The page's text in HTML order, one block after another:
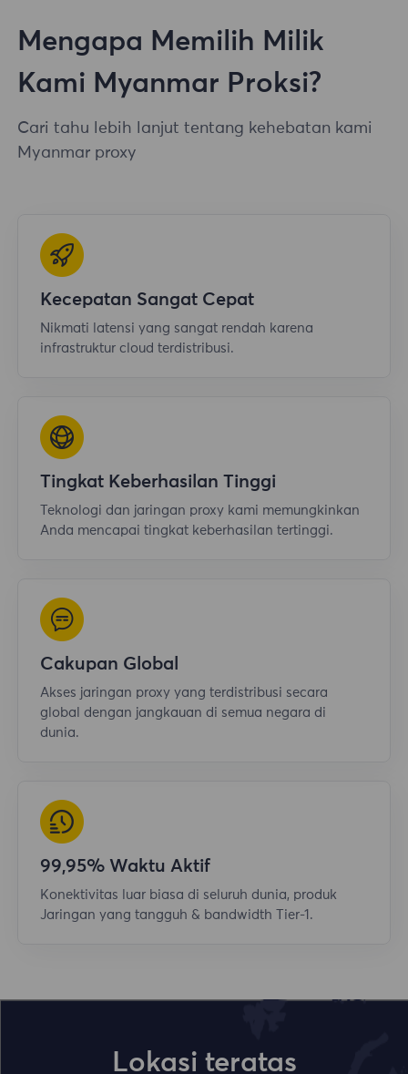
Mengapa Memilih Milik
Kami Myanmar Proksi?
Cari tahu lebih lanjut tentang kehebatan kami
Myanmar proxy
Kecepatan Sangat Cepat
Nikmati latensi yang sangat rendah karena
infrastruktur cloud terdistribusi.
Tingkat Keberhasilan Tinggi
Teknologi dan jaringan proxy kami memungkinkan
Anda mencapai tingkat keberhasilan tertinggi.
Cakupan Global
Akses jaringan proxy yang terdistribusi secara
global dengan jangkauan di semua negara di
dunia.
99,95% Waktu Aktif
Konektivitas luar biasa di seluruh dunia, produk
Jaringan yang tangguh & bandwidth Tier-1.
Lokasi teratas